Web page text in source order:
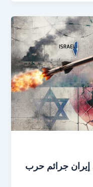
إيران جرائم حرب